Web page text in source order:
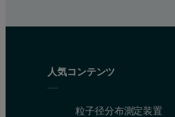
人気コンテンツ
粒子径分布測定装置